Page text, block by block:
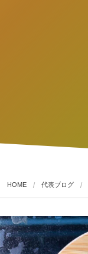
HOME 代表ブログ